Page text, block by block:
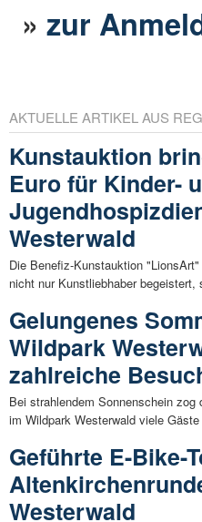
»zur
AKTUELLE ARTIKEL AUS
Kunstauktion
Euro für Kinder-
Westerwald
Die Benefiz-Kunstauktion
nicht nur Kunstliebhaber begeistert,
Gelungenes
Wildpark
zahlreiche
Bei strahlendem Sonnenschein
im Wildpark Westerwald viele
Geführte E-Bike-
Westerwald